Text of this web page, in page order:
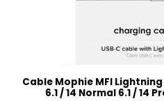
Cable Mophie MFI
6.1 / 14 Normal 6.1 / 14